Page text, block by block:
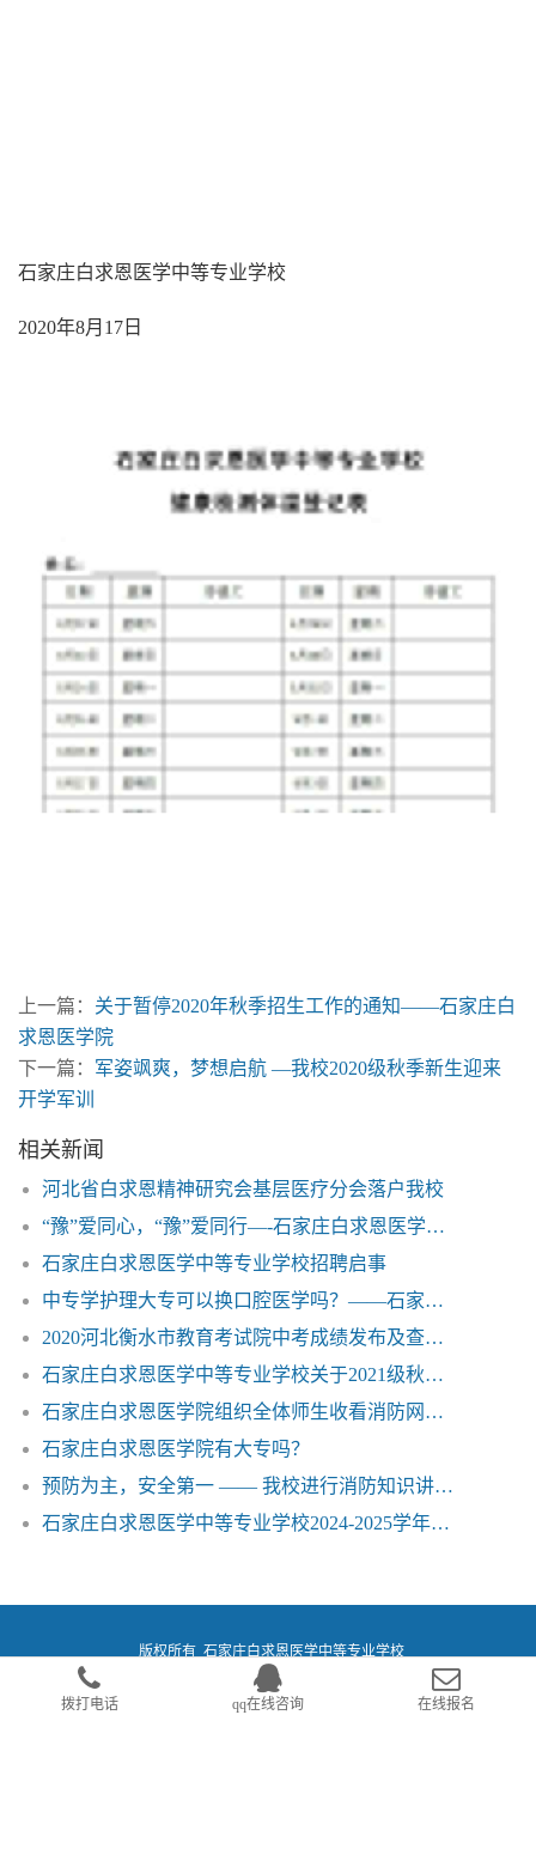
石家庄白求恩医学中等专业学校
2020年8月17日
上一篇： 关于暂停2020年秋季招生工作的通知——石家庄白
求恩医学院
下一篇： 军姿飒爽，梦想启航 —我校2020级秋季新生迎来
开学军训
相关新闻
河北省白求恩精神研究会基层医疗分会落户我校
“豫”爱同心，“豫”爱同行—-石家庄白求恩医学院捐赠救灾物资驰援河南鹤壁
石家庄白求恩医学中等专业学校招聘启事
中专学护理大专可以换口腔医学吗？——石家庄白求恩医学院
2020河北衡水市教育考试院中考成绩发布及查询的公告——石家庄白求恩医学院
石家庄白求恩医学中等专业学校关于2021级秋季新生开学相关事宜的公告
石家庄白求恩医学院组织全体师生收看消防网络公开课
石家庄白求恩医学院有大专吗？
预防为主，安全第一 —— 我校进行消防知识讲座和演练活动
石家庄白求恩医学中等专业学校2024-2025学年度国家奖学金荣获学生名单
版权所有 石家庄白求恩医学中等专业学校
咨询电话：0311-86770240 15614156357（同微信） 17733883375（同微信）
ICP备13010594号
拨打电话 qq在线咨询 在线报名